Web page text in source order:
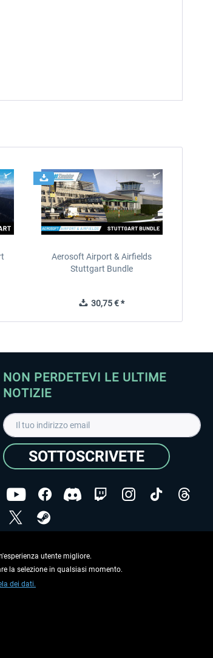
Aerosoft Airport & Airfields
Stuttgart Bundle
30,75 € *
NON PERDETEVI LE ULTIME
NOTIZIE
SOTTOSCRIVETE
dei dati.
Copyright © Aerosoft GmbH. Tutti i diritti riservati.
utente migliore.
la selezione in qualsiasi momento.
dei dati.